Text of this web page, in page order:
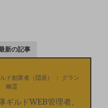
新の記事
ド創業者（隠居） ： グラン
幽霊
ギルドWEB管理者。